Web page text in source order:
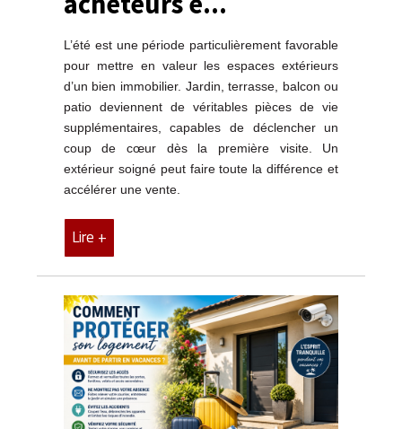
L’été est une période particulièrement favorable
pour mettre en valeur les espaces extérieurs
d’un bien immobilier. Jardin, terrasse, balcon ou
patio deviennent de véritables pièces de vie
supplémentaires, capables de déclencher un
coup de cœur dès la première visite. Un
extérieur soigné peut faire toute la différence et
accélérer une vente.
Lire +